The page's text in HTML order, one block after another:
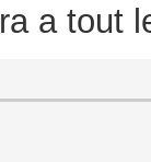
a tout